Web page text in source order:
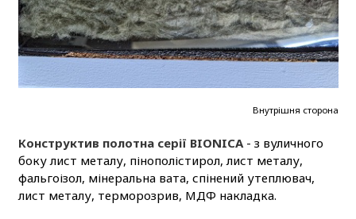
Внутрішня сторона
Конструктив полотна серії BIONICA- з вуличного
боку лист металу, пінополістирол, лист металу,
фальгоізол, мінеральна вата, спінений утеплювач,
лист металу, терморозрив, МДФ накладка.